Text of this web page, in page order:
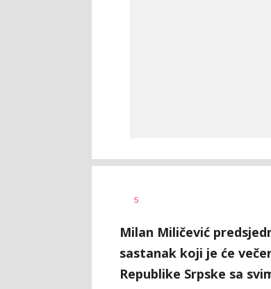
AUTOR
5
Milan Miličević
sastanak koji je će
Republike Srpske sa